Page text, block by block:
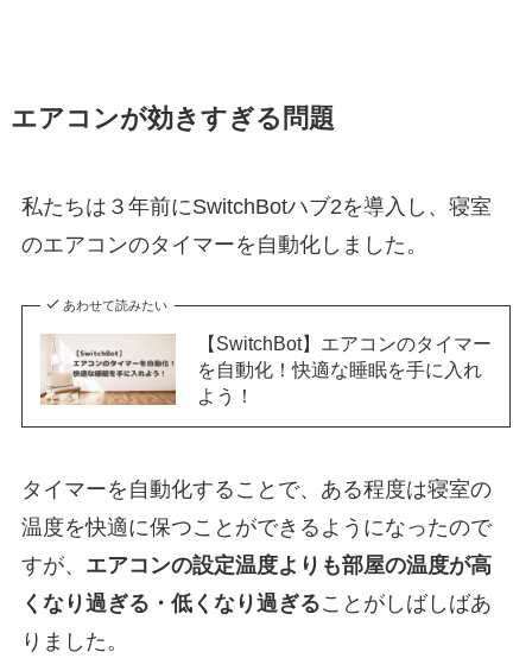
エアコンが効きすぎる問題
私たちは３年前にSwitchBotハブ2を導入し、寝室
のエアコンのタイマーを自動化しました。
あわせて読みたい
【SwitchBot】エアコンのタイマー
を自動化！快適な睡眠を手に入れ
よう！
タイマーを自動化することで、ある程度は寝室の
温度を快適に保つことができるようになったので
すが、 エアコンの設定温度よりも部屋の温度が高
くなり過ぎる・低くなり過ぎることがしばしばあ
りました。